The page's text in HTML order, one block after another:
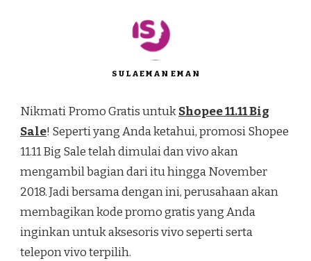
SULAEMAN EMAN
Nikmati Promo Gratis untukShopee 11.11 Big
Sale! Seperti yang Anda ketahui, promosi Shopee
11.11 Big Sale telah dimulai dan vivo akan
mengambil bagian dari itu hingga November
2018. Jadi bersama dengan ini, perusahaan akan
membagikan kode promo gratis yang Anda
inginkan untuk aksesoris vivo seperti serta
telepon vivo terpilih.